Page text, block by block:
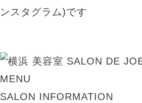
MENU
SALON INFORMATION